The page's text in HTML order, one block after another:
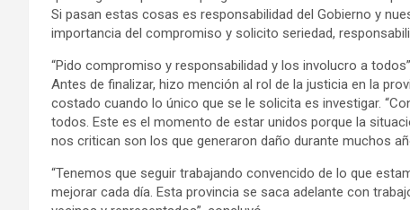
Si pasan estas cosas es responsabilidad del Gobierno y
importancia del compromiso y solicito seriedad,
“Pido compromiso y responsabilidad y los involucro a todos”
Antes de finalizar, hizo mención al rol de la justicia en la
costado cuando lo único que se le solicita es investigar.
todos. Este es el momento de estar unidos porque la
nos critican son los que generaron daño durante muchos
“Tenemos que seguir trabajando convencido de lo que
mejorar cada día. Esta provincia se saca adelante con